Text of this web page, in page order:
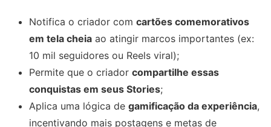
Notifica o criador com cartões comemorativos
em tela cheia ao atingir marcos importantes (ex:
10 mil seguidores ou Reels viral);
Permite que o criador compartilhe essas
conquistas em seus Stories;
Aplica uma lógica de gamificação da experiência,
incentivando mais postagens e metas de